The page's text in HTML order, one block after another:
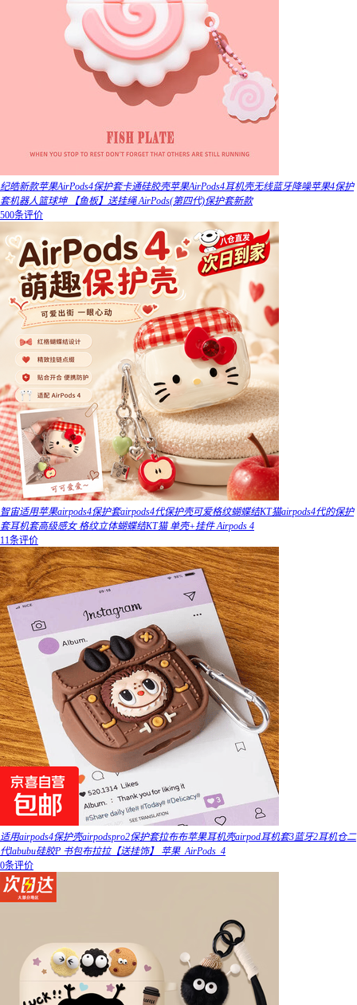
纪皓新款苹果AirPods4保护套卡通硅胶壳苹果AirPods4耳机壳无线蓝牙降噪苹果4保护
套机器人篮球坤 【鱼板】送挂绳 AirPods(第四代)保护套新款
500条评价
智宙适用苹果airpods4保护套airpods4代保护壳可爱格纹蝴蝶结KT猫airpods4代的保护
套耳机套高级感女 格纹立体蝴蝶结KT猫 单壳+挂件 Airpods 4
11条评价
适用airpods4保护壳airpodspro2保护套拉布布苹果耳机壳airpod耳机套3蓝牙2耳机仓二
代labubu硅胶P 书包布拉拉【送挂饰】 苹果_AirPods_4
0条评价